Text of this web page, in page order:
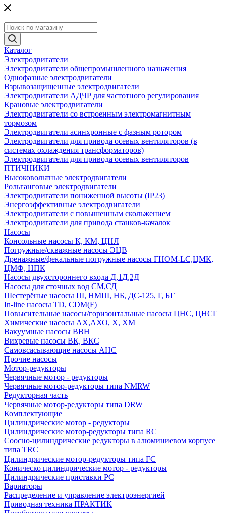
Каталог
Электродвигатели
Электродвигатели общепромышленного назначения
Однофазные электродвигатели
Взрывозащищенные электродвигатели
Электродвигатели АДЧР для частотного регулирования
Крановые электродвигатели
Электродвигатели со встроенным электромагнитным
тормозом
Электродвигатели асинхронные с фазным ротором
Электродвигатели для привода осевых вентиляторов (в
системах охлаждения трансформаторов)
Электродвигатели для привода осевых вентиляторов
ПТИЧНИКИ
Высоковольтные электродвигатели
Рольганговые электродвигатели
Электродвигатели пониженной высоты (IP23)
Энергоэффективные электродвигатели
Электродвигатели с повышенным скольжением
Электродвигатели для привода станков-качалок
Насосы
Консольные насосы К, КМ, ЦНЛ
Погружные/скважные насосы ЭЦВ
Дренажные/фекальные погружные насосы ГНОМ-LC,ЦМК,
ЦМФ, НПК
Насосы двухстороннего входа Д,1Д,2Д
Насосы для сточных вод СМ,СД
Шестерёные насосы Ш, НМШ, НБ, ДС-125, Г, БГ
In-line насосы TD, CDM(F)
Повысительные насосы/горизонтальные насосы ЦНС, ЦНСГ
Химические насосы АХ,АХО, Х, ХМ
Вакуумные насосы ВВН
Вихревые насосы ВК, ВКС
Самовсасывающие насосы АНС
Прочие насосы
Мотор-редукторы
Червячные мотор - редукторы
Червячные мотор-редукторы типа NMRW
Редукторная часть
Червячные мотор-редукторы типа DRW
Комплектующие
Цилиндрические мотор - редукторы
Цилиндрические мотор-редукторы типа RC
Соосно-цилиндрические редукторы в алюминиевом корпусе
типа TRC
Цилиндрические мотор-редукторы типа FC
Коническо цилиндрические мотор - редукторы
Цилиндрические приставки PC
Вариаторы
Распределение и управление электроэнергией
Приводная техника ПРАКТИК